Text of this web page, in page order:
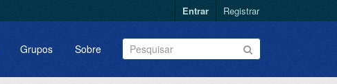
Entrar Registrar
Grupos Sobre